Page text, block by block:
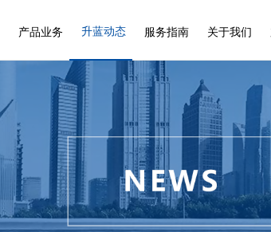
产品业务 升蓝动态 服务指南 关于我们